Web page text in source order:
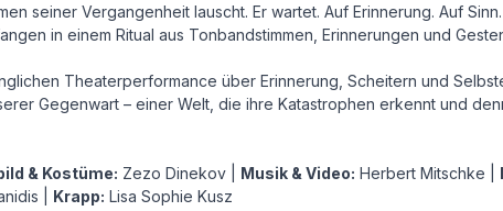
seiner Vergangenheit lauscht. Er wartet. Auf Erinnerung. Auf
in einem Ritual aus Tonbandstimmen, Erinnerungen und
Theaterperformance über Erinnerung, Scheitern und
Gegenwart – einer Welt, die ihre Katastrophen erkennt und
& Kostüme: Zezo Dinekov | Musik & Video: Herbert Mitschke |
| Krapp: Lisa Sophie Kusz